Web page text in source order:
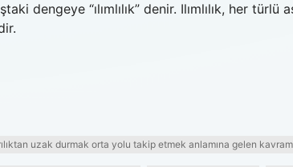
dengeye “ılımlılık” denir. Ilımlılık, her
uzak durmak orta yolu takip etmek anlamına gelen